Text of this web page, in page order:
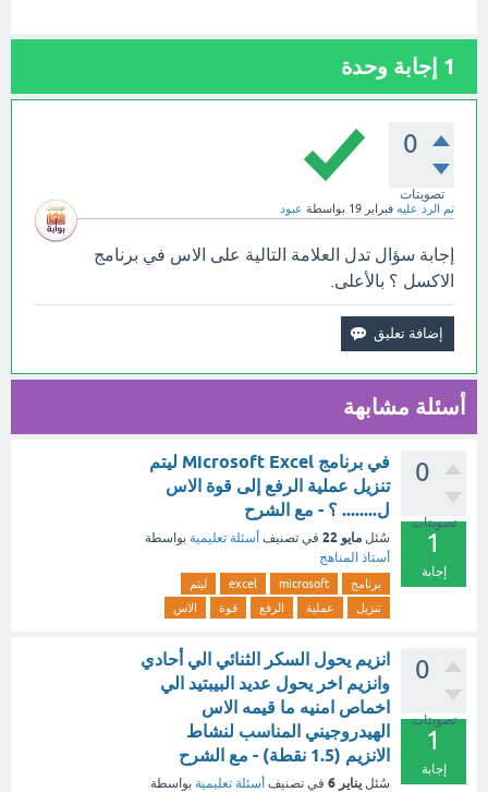
1 إجابة وحدة
0
تصويتات
تم الرد عليه فبراير 19 بواسطة عبود
إجابة سؤال تدل العلامة التالية على الاس في برنامج
الاكسل ؟ بالأعلى.
أسئلة مشابهة
0
تصويتات
1
إجابة
في برنامج Microsoft Excel ليتم
تنزيل عملية الرفع إلى قوة الاس
ل........ ؟ - مع الشرح
سُئل مايو 22 في تصنيف أسئلة تعليمية بواسطة
أستاذ المناهج
برنامج microsoft
excel
ليتم
تنزيل
عملية الرفع قوة الاس
0
تصويتات
1
إجابة
انزيم يحول السكر الثنائي الي أحادي
وانزيم اخر يحول عديد البيبتيد الي
اخماص امنيه ما قيمه الاس
الهيدروجيني المناسب لنشاط
الانزيم (1.5 نقطة) - مع الشرح
سُئل يناير 6 في تصنيف أسئلة تعليمية بواسطة